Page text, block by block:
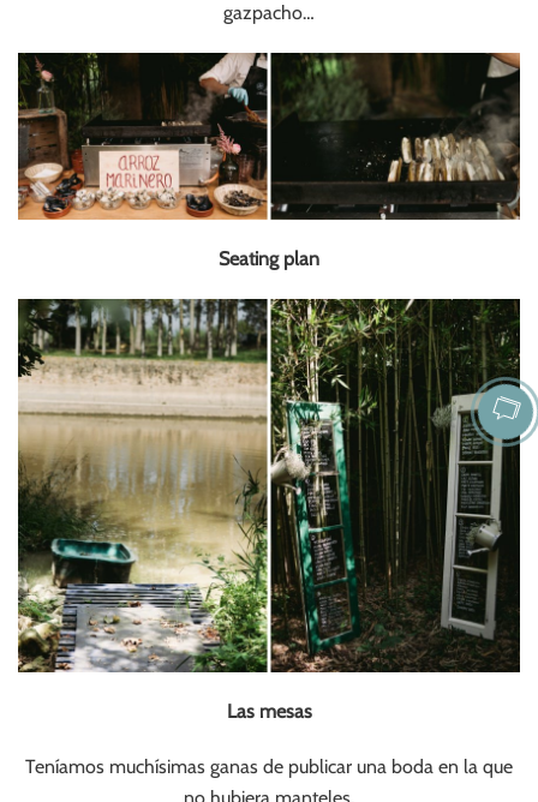
gazpacho…
Seating plan
Las mesas
Teníamos muchísimas ganas de publicar una boda en la que